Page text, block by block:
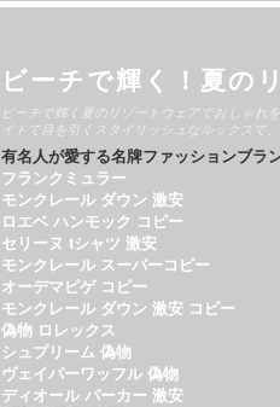
ビーチで輝く！夏の
ビーチで輝く夏のリゾートウェアでおしゃれ
イドで目を引くスタイリッシュなルックスで
有名人が愛する名牌ファッションブラ
フランクミュラー
モンクレール ダウン 激安
ロエベ ハンモック コピー
セリーヌ tシャツ 激安
モンクレール スーパーコピー
オーデマピゲ コピー
モンクレール ダウン 激安 コピー
偽物 ロレックス
シュプリーム 偽物
ヴェイパーワッフル 偽物
ディオール パーカー 激安